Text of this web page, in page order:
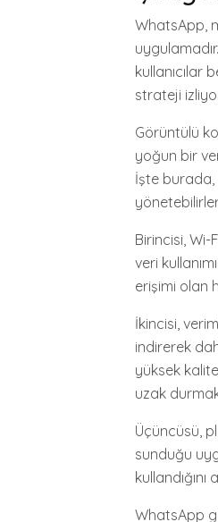
WhatsApp,
kullanıcılar
strateji
Görüntülü
yoğun bir
İşte burada,
Birincisi,
veri
erişimi olan
İkincisi,
indirerek
yüksek
uzak
Üçüncüsü,
sunduğu
WhatsApp